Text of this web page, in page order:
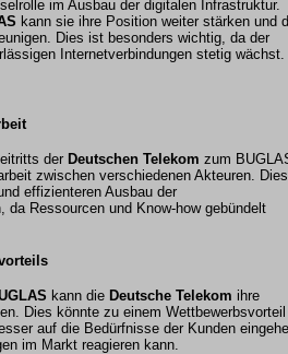
im Ausbau der digitalen Infrastruktur.
kann sie ihre Position weiter stärken und
Dies ist besonders wichtig, da der
Internetverbindungen stetig wächst.
der Deutschen Telekom zum
zwischen verschiedenen Akteuren. Dies
effizienteren Ausbau der
da Ressourcen und Know-how gebündelt
kann die Deutsche Telekom ihre
Dies könnte zu einem Wettbewerbsvorteil
auf die Bedürfnisse der Kunden
im Markt reagieren kann.